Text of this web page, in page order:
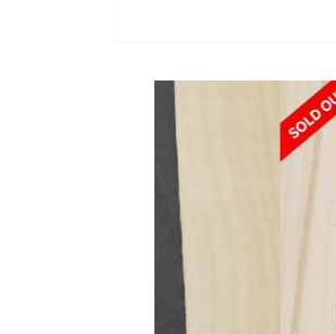
SOLD OUT